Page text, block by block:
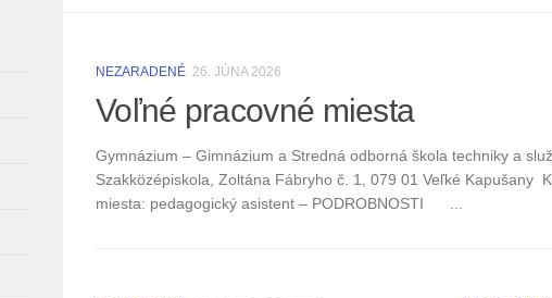
NEZARADENÉ 26. JÚNA 2026
Voľné pracovné miesta
Gymnázium – Gimnázium a Stredná odborná škola techniky a
Szakközépiskola, Zoltána Fábryho č. 1, 079 01 Veľké Kapušany
miesta: pedagogický asistent – PODROBNOSTI ...